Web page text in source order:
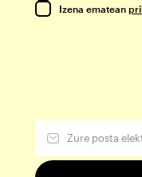
Izena ematean